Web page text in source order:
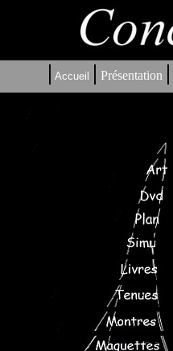
| Accueil | Présentation |